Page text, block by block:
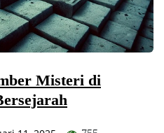
Misteri di